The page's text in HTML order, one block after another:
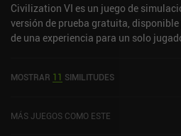
Civilization VI es un juego de
versión de prueba gratuita,
de una experiencia para un solo
agosto de 2020 y tiene actualmente
MOSTRAR 11 SIMILITUDES
MÁS JUEGOS COMO ESTE